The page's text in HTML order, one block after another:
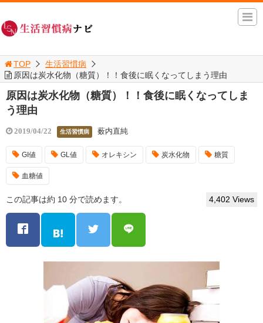
TOP
生活習慣病
原因は炭水化物（糖質）！！食後に眠くなってしまう理由
原因は炭水化物（糖質）！！食後に眠くなってしま
う理由
2019/04/22 生活習慣病 薮内直純
GI値 GL値 オレキシン 炭水化物 糖質
血糖値
この記事は約 10 分で読めます。 4,402 Views